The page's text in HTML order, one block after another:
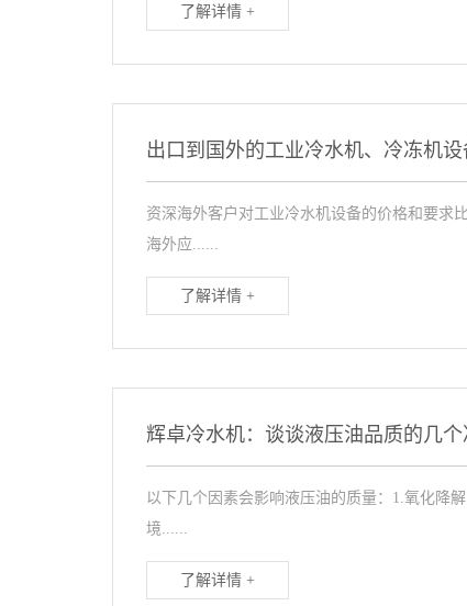
了解详情 +
出口到国外的工业冷水机、冷冻机设
资深海外客户对工业冷水机设备的价格和要求
海外应......
了解详情 +
辉卓冷水机：谈谈液压油品质的几个
以下几个因素会影响液压油的质量：1.氧化降
境......
了解详情 +